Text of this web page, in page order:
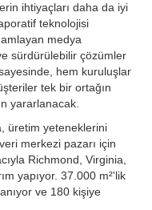
ihtiyaçları daha da iyi
teknolojisi
medya
sürdürülebilir çözümler
hem kuruluşlar
tek bir ortağın
yararlanacak.
üretim yeteneklerini
merkezi pazarı için
Richmond, Virginia,
yapıyor. 37.000 m²'lik
ve 180 kişiye